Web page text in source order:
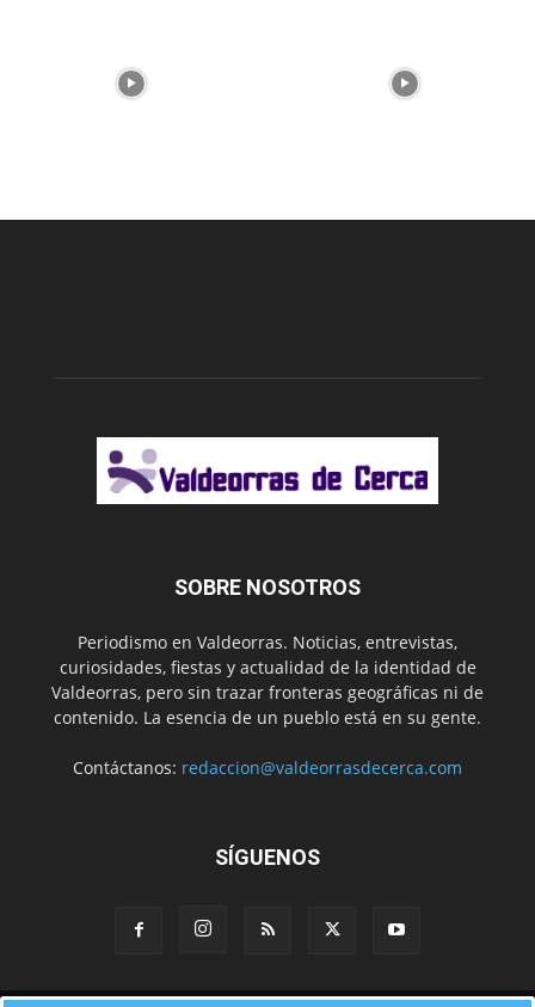
SOBRE NOSOTROS
Periodismo en Valdeorras. Noticias, entrevistas,
curiosidades, fiestas y actualidad de la identidad de
Valdeorras, pero sin trazar fronteras geográficas ni de
contenido. La esencia de un pueblo está en su gente.
Contáctanos: redaccion@valdeorrasdecerca.com
SÍGUENOS